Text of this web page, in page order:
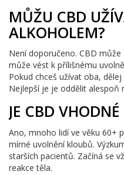
MŮŽU CBD
ALKOHOLEM?
Není doporučeno. CBD
může vést k přílišnému
Pokud chceš užívat oba,
Nejlepší je je oddělit alespoň
JE CBD
Ano, mnoho lidí ve věku 60+
mírné uvolnění kloubů.
starších pacientů. Začíná se
reakce těla.